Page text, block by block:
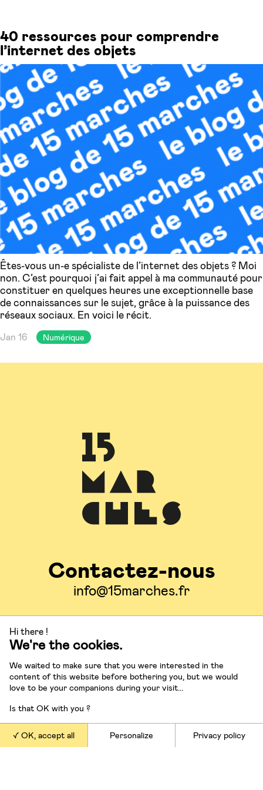
40 ressources pour comprendre
l’internet des objets
Êtes-vous un-e spécialiste de l’internet des objets ? Moi
non. C’est pourquoi j’ai fait appel à ma communauté pour
constituer en quelques heures une exceptionnelle base
de connaissances sur le sujet, grâce à la puissance des
réseaux sociaux. En voici le récit.
Jan 16 Numérique
Contactez-nous
info@15marches.fr
Suivez-nous
Nos offres
Conférences et masterclasses
Hi there !
We're the cookies.
We waited to make sure that you were interested in the
content of this website before bothering you, but we would
love to be your companions during your visit...
Is that OK with you ?
OK, accept all Personalize Privacy policy